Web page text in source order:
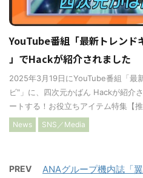
YouTube番組「最新トレン
」でHackが紹介されました
2025年3月19日にYouTube番組「最
ビ"」に、四次元かばん Hackが紹介
ートする！お役立ちアイテム特集【
News SNS／Media
PREV
ANAグループ機内誌「